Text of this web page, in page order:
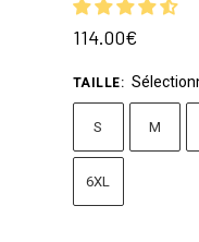
114.00€
TAILLE:
S M
6XL